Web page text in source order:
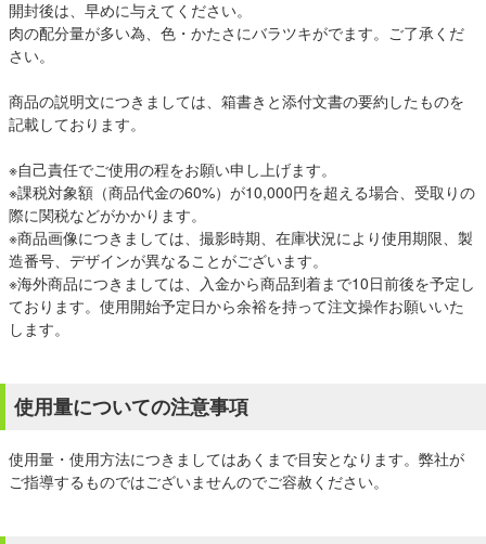
開封後は、早めに与えてください。
肉の配分量が多い為、色・かたさにバラツキがでます。ご了承くだ
さい。
商品の説明文につきましては、箱書きと添付文書の要約したものを
記載しております。
※自己責任でご使用の程をお願い申し上げます。
※課税対象額（商品代金の60%）が10,000円を超える場合、受取りの
際に関税などがかかります。
※商品画像につきましては、撮影時期、在庫状況により使用期限、製
造番号、デザインが異なることがございます。
※海外商品につきましては、入金から商品到着まで10日前後を予定し
ております。使用開始予定日から余裕を持って注文操作お願いいた
します。
使用量についての注意事項
使用量・使用方法につきましてはあくまで目安となります。弊社が
ご指導するものではございませんのでご容赦ください。